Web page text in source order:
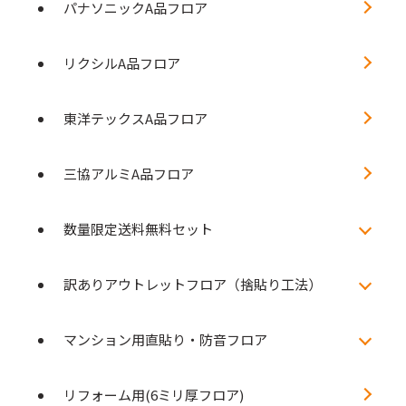
パナソニックA品フロア
リクシルA品フロア
東洋テックスA品フロア
三協アルミA品フロア
数量限定送料無料セット
訳ありアウトレットフロア（捨貼り工法）
マンション用直貼り・防音フロア
リフォーム用(6ミリ厚フロア)